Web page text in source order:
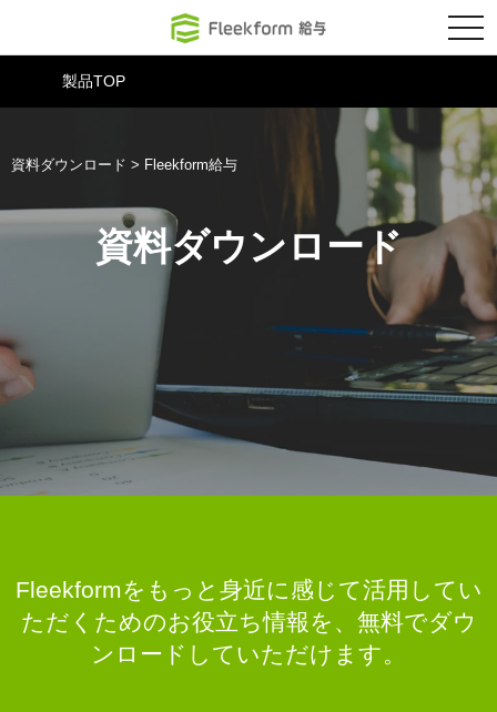
スマホから
製品TOP
資料ダウンロード
資料ダウンロード > Fleekform給与
Fleekformをもっと身近に感じて活用してい
ただくためのお役立ち情報を、無料でダウ
ンロードしていただけます。